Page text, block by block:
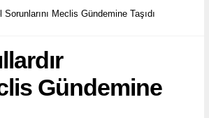
Meclis Gündemine Taşıdı
Gündemine